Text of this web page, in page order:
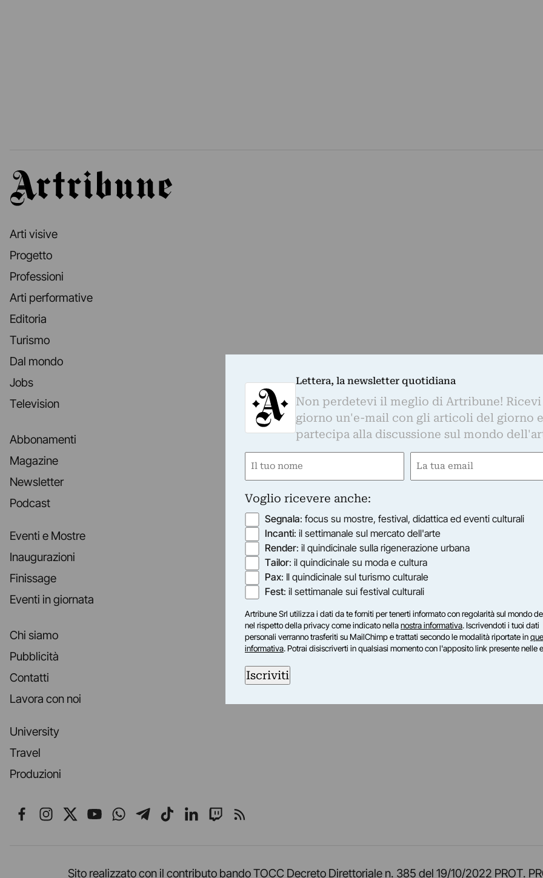
Artribune
Arti visive
Progetto
Professioni
Arti performative
Editoria
Turismo
Dal mondo
Jobs
Television
Abbonamenti
Magazine
Newsletter
Podcast
Eventi e Mostre
Inaugurazioni
Finissage
Eventi in giornata
Chi siamo
Pubblicità
Contatti
Lavora con noi
University
Travel
Produzioni
Seguici su Facebook
Seguici su Instagram
Seguici su X
Seguici su YouTube
Seguici su WhatsApp
Seguici su Telegram
Seguici su TikTok
Seguici su LinkedIn
Seguici su Twitch
Seguici su Rss
Sito realizzato con il contributo bando TOCC Decreto Direttoriale n. 385 del 19/10/2022 PROT.
Lettera, la newsletter quotidiana
Non perdetevi il meglio di Artribune! Ricevi
giorno un'e-mail con gli articoli del giorno e
partecipa alla discussione sul mondo
Nome
Email
Voglio ricevere anche:
Segnala: focus su mostre, festival, didattica ed eventi culturali
Incanti: il settimanale sul mercato dell'arte
Render: il quindicinale sulla rigenerazione urbana
Tailor: il quindicinale su moda e cultura
Pax: Il quindicinale sul turismo culturale
Fest: il settimanale sui festival culturali
Artribune Srl utilizza i dati da te forniti per tenerti informato con regolarità sul mondo
nel rispetto della privacy come indicato nellanostra informativa. Iscrivendoti i tuoi dati
personali verranno trasferiti su MailChimp e trattati secondo le modalità riportate in
informativa. Potrai disiscriverti in qualsiasi momento con l'apposito link presente nelle
Iscriviti